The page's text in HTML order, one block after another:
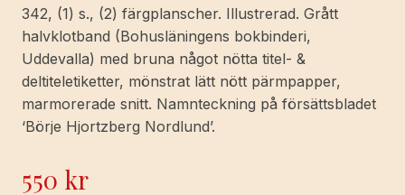
342, (1) s., (2) färgplanscher. Illustrerad. Grått
halvklotband (Bohusläningens bokbinderi,
Uddevalla) med bruna något nötta titel- &
deltiteletiketter, mönstrat lätt nött pärmpapper,
marmorerade snitt. Namnteckning på försättsbladet
‘Börje Hjortzberg Nordlund’.
550 kr